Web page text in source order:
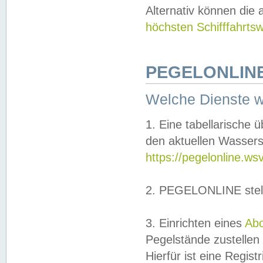
Alternativ können die
höchsten
Welche Dienste
1. Eine tabellarische
den aktuellen
https://
2. PEGELONLINE
3. Einrichten eines
Pegelstände
Hierfür ist eine